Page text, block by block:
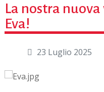
La nostra
Eva!
23 Luglio 2025